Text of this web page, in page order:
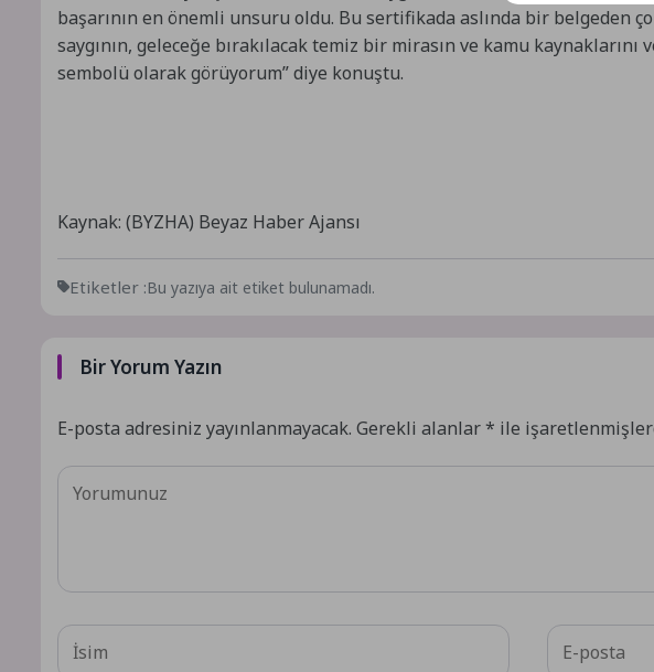
başarının en önemli unsuru oldu. Bu sertifikada aslında bir belgeden
saygının, geleceğe bırakılacak temiz bir mirasın ve kamu
sembolü olarak görüyorum” diye konuştu.
Kaynak: (BYZHA) Beyaz Haber Ajansı
Etiketler :Bu yazıya ait etiket bulunamadı.
Bir Yorum Yazın
E-posta adresiniz yayınlanmayacak. Gerekli alanlar* ile